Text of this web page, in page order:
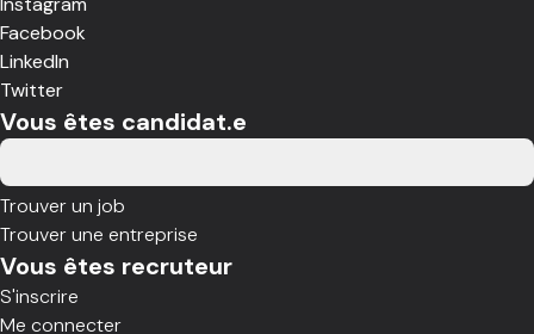
Facebook
LinkedIn
Twitter
Vous êtes candidat.e
Trouver un job
Trouver une entreprise
Vous êtes recruteur
S'inscrire
Me connecter